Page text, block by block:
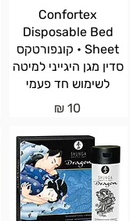
Confortex
Disposable Bed
Sheet • קונפורטקס
סדין מגן היגייני למיטה
לשימוש חד פעמי
10 ₪